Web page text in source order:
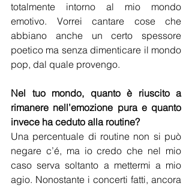
totalmente intorno al mio mondo
emotivo. Vorrei cantare cose che
abbiano anche un certo spessore
poetico ma senza dimenticare il mondo
pop, dal quale provengo.
Nel tuo mondo, quanto è riuscito a
rimanere nell’emozione pura e quanto
invece ha ceduto alla routine?
Una percentuale di routine non si può
negare c’é, ma io credo che nel mio
caso serva soltanto a mettermi a mio
agio. Nonostante i concerti fatti, ancora